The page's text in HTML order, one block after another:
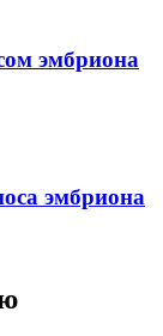
эмбриона
эмбриона